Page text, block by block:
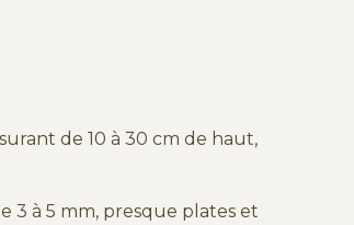
de 10 à 30 cm de haut,
3 à 5 mm, presque plates et